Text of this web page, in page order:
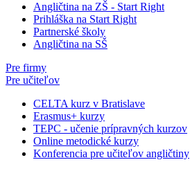
Angličtina na ZŠ - Start Right
Prihláška na Start Right
Partnerské školy
Angličtina na SŠ
Pre firmy
Pre učiteľov
CELTA kurz v Bratislave
Erasmus+ kurzy
TEPC - učenie prípravných kurzov
Online metodické kurzy
Konferencia pre učiteľov angličtiny